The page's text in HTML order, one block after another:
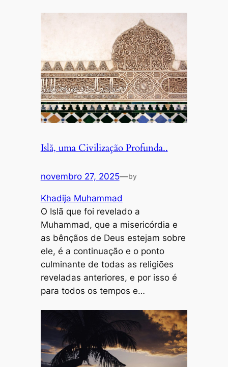
Islã, uma Civilização Profunda..
novembro 27, 2025—by
Khadija Muhammad
O Islã que foi revelado a
Muhammad, que a misericórdia e
as bênçãos de Deus estejam sobre
ele, é a continuação e o ponto
culminante de todas as religiões
reveladas anteriores, e por isso é
para todos os tempos e…